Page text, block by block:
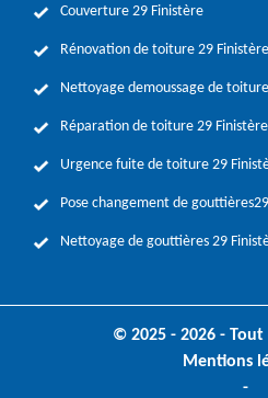
Couverture 29 Finistère
Rénovation de toiture 29 Finistère
Nettoyage demoussage de
Réparation de toiture 29 Finistère
Urgence fuite de toiture 29
Pose changement de
Nettoyage de gouttières 29
© 2025 - 2026 -
Mentions
-